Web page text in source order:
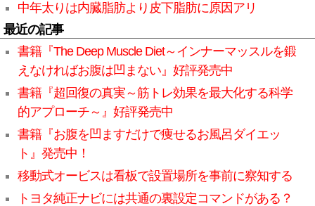
中年太りは内臓脂肪より皮下脂肪に原因アリ
最近の記事
書籍『The Deep Muscle Diet～インナーマッスルを鍛
えなければお腹は凹まない』好評発売中
書籍『超回復の真実～筋トレ効果を最大化する科学
的アプローチ～』好評発売中
書籍『お腹を凹ますだけで痩せるお風呂ダイエッ
ト』発売中！
移動式オービスは看板で設置場所を事前に察知する
トヨタ純正ナビには共通の裏設定コマンドがある？